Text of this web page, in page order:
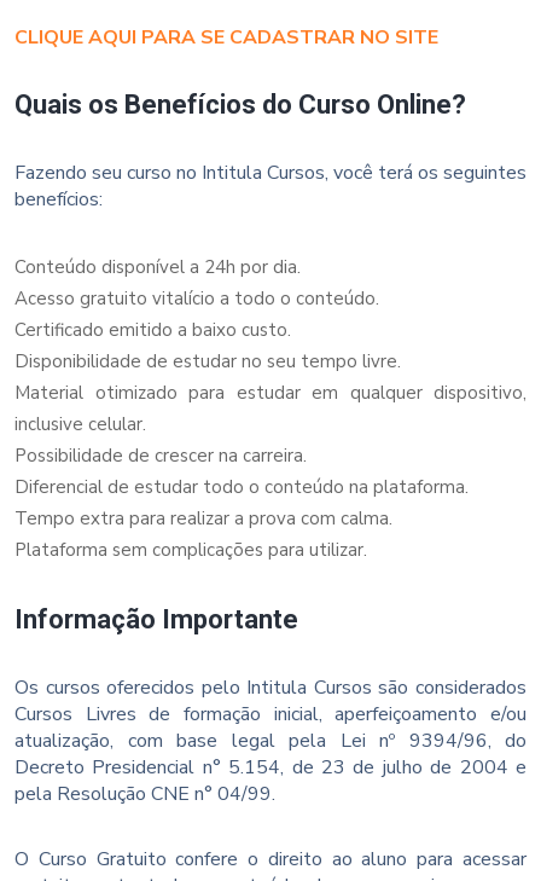
CLIQUE AQUI PARA SE CADASTRAR NO SITE
Quais os Benefícios do Curso Online?
Fazendo seu curso no Intitula Cursos, você terá os seguintes
benefícios:
Conteúdo disponível a 24h por dia.
Acesso gratuito vitalício a todo o conteúdo.
Certificado emitido a baixo custo.
Disponibilidade de estudar no seu tempo livre.
Material otimizado para estudar em qualquer dispositivo,
inclusive celular.
Possibilidade de crescer na carreira.
Diferencial de estudar todo o conteúdo na plataforma.
Tempo extra para realizar a prova com calma.
Plataforma sem complicações para utilizar.
Informação Importante
Os cursos oferecidos pelo Intitula Cursos são considerados
Cursos Livres de formação inicial, aperfeiçoamento e/ou
atualização, com base legal pela Lei nº 9394/96, do
Decreto Presidencial n° 5.154, de 23 de julho de 2004 e
pela Resolução CNE n° 04/99.
O Curso Gratuito confere o direito ao aluno para acessar